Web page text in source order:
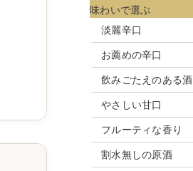
味わいで選ぶ
淡麗辛口
お薦めの辛口
飲みごたえのある酒
やさしい甘口
フルーティな香り
割水無しの原酒